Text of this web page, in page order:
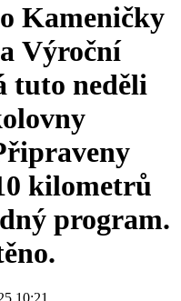
Kameničky
Výroční
tuto neděli
kilometrů
program.
10:21